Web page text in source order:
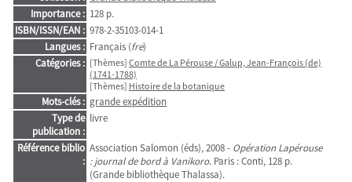
Importance : 128 p.
ISBN/ISSN/EAN : 978-2-35103-014-1
Langues : Français (fre)
Catégories : [Thèmes] Comte de La Pérouse / Galup, Jean-François (de)
(1741-1788)
[Thèmes] Histoire de la botanique
Mots-clés : grande expédition
Type de
publication :
livre
Référence biblio
:
Association Salomon (éds), 2008 - Opération Lapérouse
: journal de bord à Vanikoro. Paris : Conti, 128 p.
(Grande bibliothèque Thalassa).